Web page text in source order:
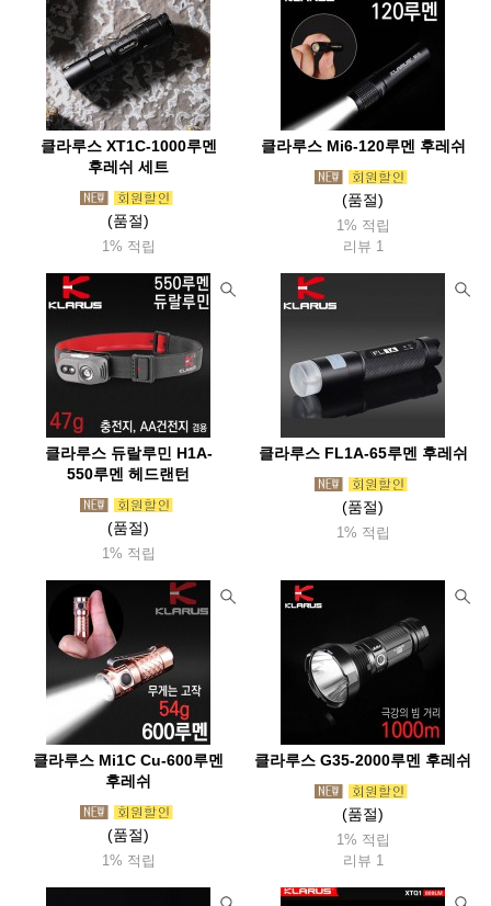
탑앤탑(Top&Top) 투드(Tuod) 태광산업
테라네이션(Terranation) 트란지아(Trangia) ThousWinds
트레블첵(Travelcheck) 티어에이드(Tearaid) 틸리(Tilley)
파이커택티컬 팬쳐리커버리풋웨어(Fanture) 페츨(Petzl)
파티존 페트로막스(Petromax) 펜들턴(Pendleton)
포스트엑스 폴라박스
퓨어핸드랜턴(Feuerhand) 프리즘(Prizm)
프린스톤텍(Princetontec) 피엘라벤(Fjallraven)
핏불 플레스테일(Flextail) 하이드라팩
하이드오프 하이퍼옵스 하이핵 하임플래닛
하제아웃도어 허킨스 호카 헬로닷
헬리콘텍스 힐레베르그
클라루스 XT1C-1000루멘
후레쉬 세트
(품절)
1% 적립
클라루스 Mi6-120루멘 후레쉬
(품절)
1% 적립
리뷰 1
클라루스 듀랄루민 H1A-
550루멘 헤드랜턴
(품절)
1% 적립
클라루스 FL1A-65루멘 후레쉬
(품절)
1% 적립
클라루스 Mi1C Cu-600루멘
후레쉬
(품절)
1% 적립
클라루스 G35-2000루멘 후레쉬
(품절)
1% 적립
리뷰 1